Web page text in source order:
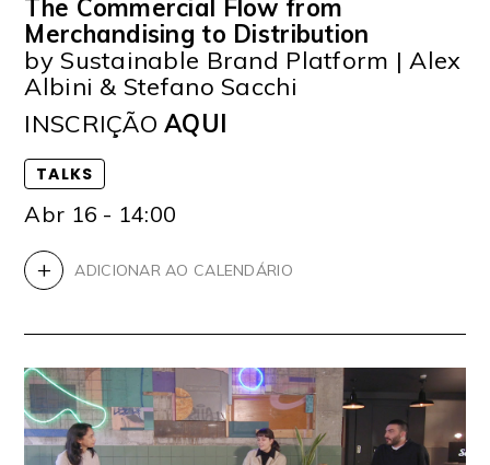
The Commercial Flow from
Merchandising to Distribution
by Sustainable Brand Platform | Alex
Albini & Stefano Sacchi
INSCRIÇÃOAQUI
TALKS
Abr 16 - 14:00
+ ADICIONAR AO CALENDÁRIO